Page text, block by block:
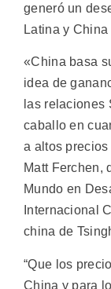
generó un
Latina y
«China basa
idea de
las relaciones
caballo en
a altos precios
Matt Ferchen,
Mundo en
Internacional
china de
“Que los
China y para